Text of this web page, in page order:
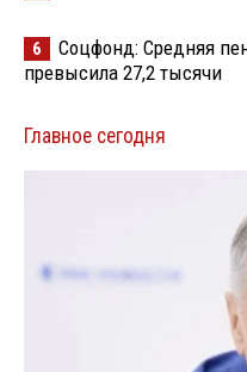
6
Соцфонд: Средняя
превысила 27,2 тысячи
Главное сегодня